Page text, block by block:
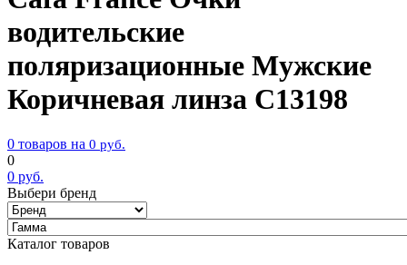
водительские
поляризационные Мужские
Коричневая линза С13198
0 товаров на 0 руб.
0
0 руб.
Выбери бренд
Каталог товаров